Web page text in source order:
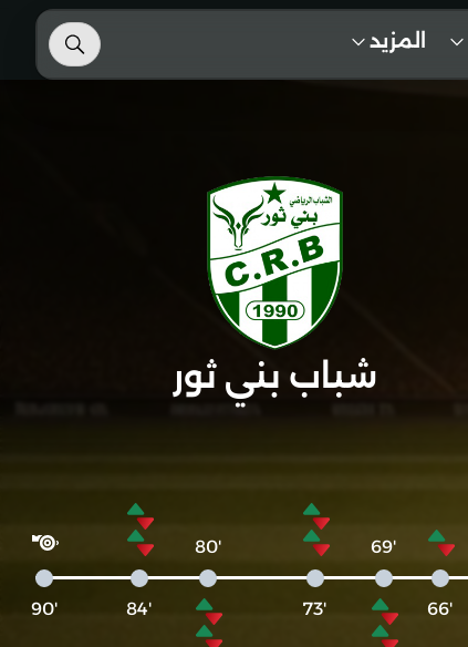
المزيد
شباب بني ثور
'66
'69
'73
'80
'84
'90